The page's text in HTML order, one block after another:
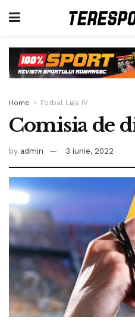
Home Fotbal Liga IV
Comisia de
by admin 3 iunie, 2022